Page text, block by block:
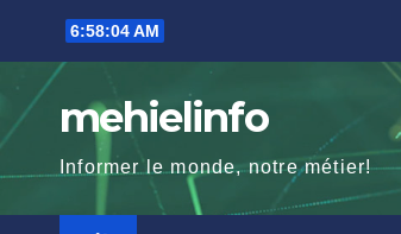
content
6:58:07 AM
mehielinfo
Informer le monde, notre métier!